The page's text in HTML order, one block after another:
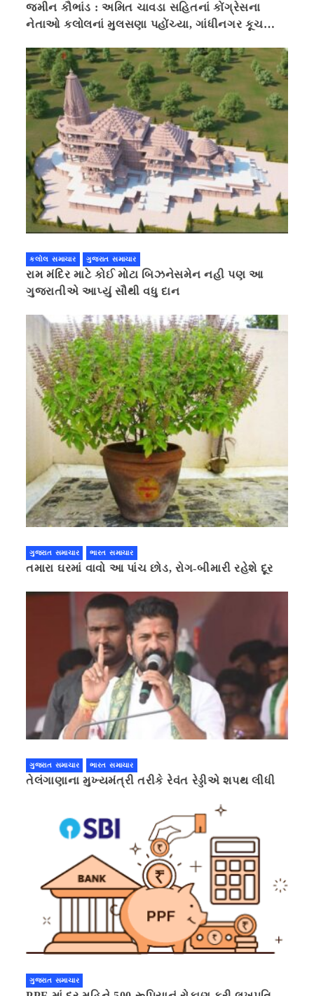
જમીન કૌભાંડ : અમિત ચાવડા સહિતનાં કોંગ્રેસના
નેતાઓ કલોલનાં મુલસણા પહોંચ્યા, ગાંધીનગર કૂચ
કલોલ સમાચાર ગુજરાત સમાચાર
રામ મંદિર માટે કોઈ મોટા બિઝનેસમેન નહી પણ આ
ગુજરાતીએ આપ્યું સૌથી વધુ દાન
ગુજરાત સમાચાર ભારત સમાચાર
તમારા ઘરમાં વાવો આ પાંચ છોડ, રોગ-બીમારી રહેશે દૂર
ગુજરાત સમાચાર ભારત સમાચાર
તેલંગાણાના મુખ્યમંત્રી તરીકે રેવંત રેડ્ડીએ શપથ લીધી
ગુજરાત સમાચાર